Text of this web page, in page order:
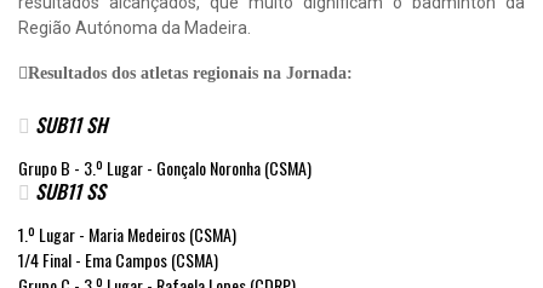
Região Autónoma da Madeira.
Resultados dos atletas regionais na Jornada:
SUB11 SH
Grupo B - 3.º Lugar - Gonçalo Noronha (CSMA)
SUB11 SS
1.º Lugar - Maria Medeiros (CSMA)
1/4 Final - Ema Campos (CSMA)